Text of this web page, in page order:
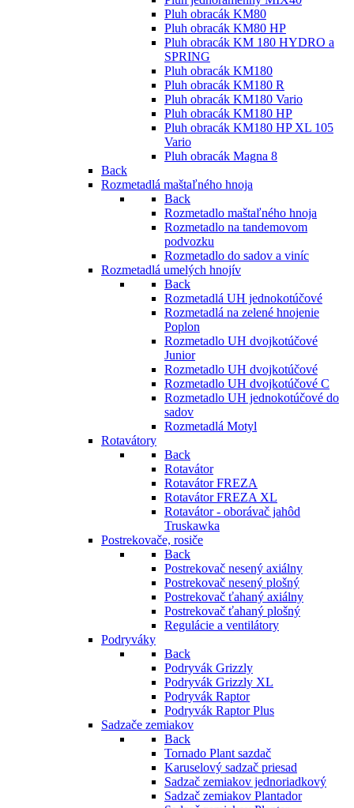
Pluh obracák KM80
Pluh obracák KM80 HP
Pluh obracák KM 180 HYDRO a
SPRING
Pluh obracák KM180
Pluh obracák KM180 R
Pluh obracák KM180 Vario
Pluh obracák KM180 HP
Pluh obracák KM180 HP XL 105
Vario
Pluh obracák Magna 8
Back
Rozmetadlá maštaľného hnoja
Back
Rozmetadlo maštaľného hnoja
Rozmetadlo na tandemovom
podvozku
Rozmetadlo do sadov a viníc
Rozmetadlá umelých hnojív
Back
Rozmetadlá UH jednokotúčové
Rozmetadlá na zelené hnojenie
Poplon
Rozmetadlo UH dvojkotúčové
Junior
Rozmetadlo UH dvojkotúčové
Rozmetadlo UH dvojkotúčové C
Rozmetadlo UH jednokotúčové do
sadov
Rozmetadlá Motyl
Rotavátory
Back
Rotavátor
Rotavátor FREZA
Rotavátor FREZA XL
Rotavátor - oborávač jahôd
Truskawka
Postrekovače, rosiče
Back
Postrekovač nesený axiálny
Postrekovač nesený plošný
Postrekovač ťahaný axiálny
Postrekovač ťahaný plošný
Regulácie a ventilátory
Podryváky
Back
Podryvák Grizzly
Podryvák Grizzly XL
Podryvák Raptor
Podryvák Raptor Plus
Sadzače zemiakov
Back
Tornado Plant sazdač
Karuselový sadzač priesad
Sadzač zemiakov jednoriadkový
Sadzač zemiakov Plantador